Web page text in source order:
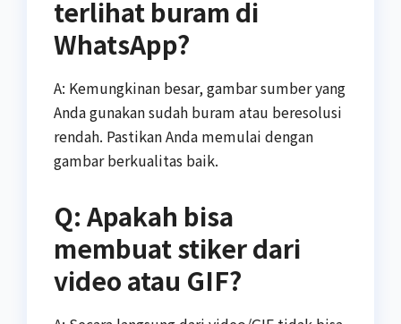
terlihat buram di
WhatsApp?
A: Kemungkinan besar, gambar sumber yang
Anda gunakan sudah buram atau beresolusi
rendah. Pastikan Anda memulai dengan
gambar berkualitas baik.
Q: Apakah bisa
membuat stiker dari
video atau GIF?